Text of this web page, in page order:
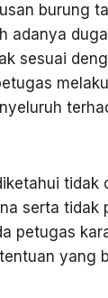
burung
adanya
sesuai
tidak
serta tidak
petugas
yang